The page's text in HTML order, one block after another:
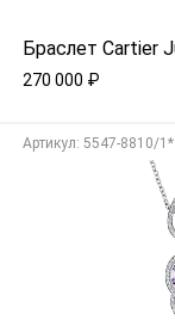
Браслет Cartier
270 000 ₽
Aртикул: 5547-8810/1*